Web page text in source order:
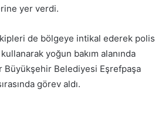
yer verdi.
de bölgeye intikal ederek polis
yoğun bakım alanında
Büyükşehir Belediyesi Eşrefpaşa
görev aldı.